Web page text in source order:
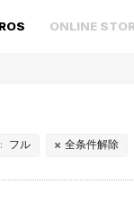
ONLINE
フル 全条件解除